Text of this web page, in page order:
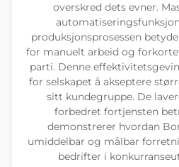
overskred dets evner.
produksjonsprosessen
for manuelt arbeid og
parti. Denne
for selskapet å akseptere
sitt kundegruppe. De
forbedret fortjensten
demonstrerer hvordan
umiddelbar og målbar
bedrifter i